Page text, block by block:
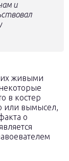
и
их живыми
в костер
или вымысел,
о